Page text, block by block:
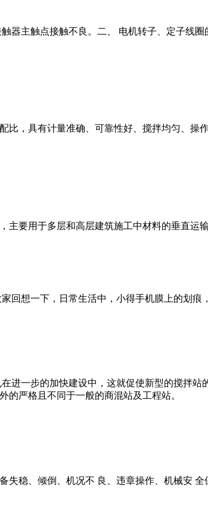
主触点接触不良。二、 电机转子、定子线
，具有计量准确、可靠性好、搅拌均匀、操
要用于多层和高层建筑施工中材料的垂直运输
回想一下，日常生活中，小得手机膜上的划痕
进一步的加快建设中，这就促使新型的搅拌
严格且不同于一般的商混站及工程站。
稳、倾倒、机况不 良、违章操作、机械安